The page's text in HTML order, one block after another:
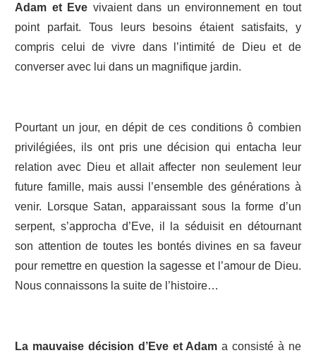
Adam et Eve vivaient dans un environnement en tout
point parfait. Tous leurs besoins étaient satisfaits, y
compris celui de vivre dans l’intimité de Dieu et de
converser avec lui dans un magnifique jardin.
Pourtant un jour, en dépit de ces conditions ô combien
privilégiées, ils ont pris une décision qui entacha leur
relation avec Dieu et allait affecter non seulement leur
future famille, mais aussi l’ensemble des générations à
venir. Lorsque Satan, apparaissant sous la forme d’un
serpent, s’approcha d’Eve, il la séduisit en détournant
son attention de toutes les bontés divines en sa faveur
pour remettre en question la sagesse et l’amour de Dieu.
Nous connaissons la suite de l’histoire…
La mauvaise décision d’Eve et Adam a consisté à ne